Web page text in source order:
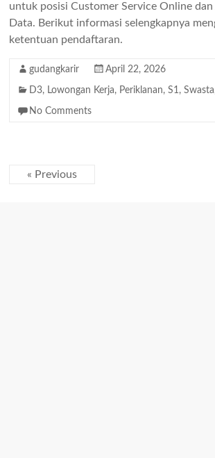
untuk posisi Customer Service Online
Data. Berikut informasi selengkapnya
ketentuan pendaftaran.
gudangkarir April 22, 2026
D3, Lowongan Kerja, Periklanan,S1,Swasta
No Comments
« Previous